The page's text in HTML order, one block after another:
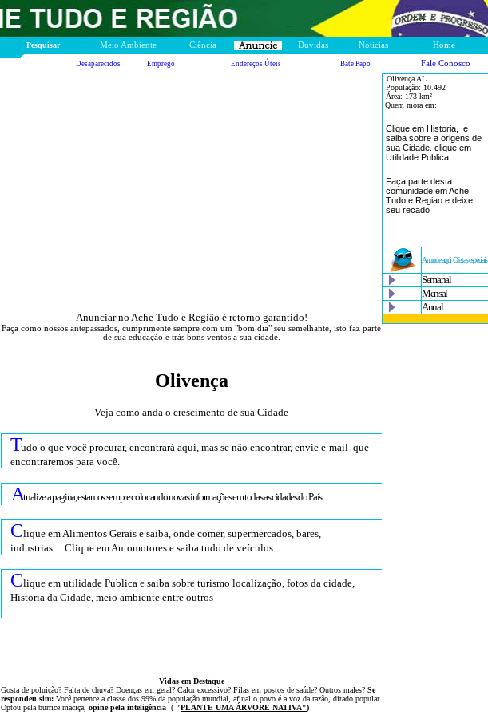
Pesquisar Meio Ambiente Ciência Duvidas Noticias Home
Desaparecidos Emprego Endereços Úteis Bate Papo
Fale Conosco
Anunciar no Ache Tudo e Região é retorno garantido!
Faça como nossos antepassados, cumprimente sempre com um "bom dia" seu semelhante, isto faz parte
de sua educação e trás bons ventos a sua cidade.
Olivença
Veja como anda o crescimento de sua Cidade
Tudo o que você procurar, encontrará aqui, mas se não encontrar, envie e-mail que
encontraremos para você.
Atualize a pagina, estamos sempre colocando novas informações em todas as cidades do País
Clique em Alimentos Gerais e saiba, onde comer, supermercados, bares,
industrias... Clique em Automotores e saiba tudo de veículos
Clique em utilidade Publica e saiba sobre turismo localização, fotos da cidade,
Historia da Cidade, meio ambiente entre outros
Vidas em Destaque
Gosta de poluição? Falta de chuva? Doenças em geral? Calor excessivo? Filas em postos de saúde? Outros males? Se
respondeu sim: Você pertence a classe dos 99% da população mundial, afinal o povo é a voz da razão, ditado popular.
Optou pela burrice maciça, opine pela inteligência ( "PLANTE UMA ÁRVORE NATIVA")
Olivença AL
População: 10.492
Área: 173 km²
Quem mora em:
Clique em Historia, e
saiba sobre a origens de
sua Cidade. clique em
Utilidade Publica
Faça parte desta
comunidade em Ache
Tudo e Regiao e deixe
seu recado
Anuncie aqui Ofertas especiais
Semanal
Mensal
Anual